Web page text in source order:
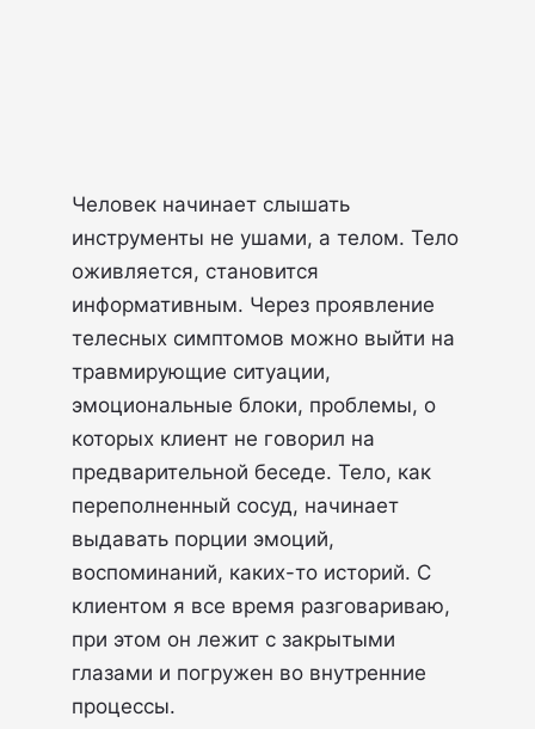
Человек начинает слышать
инструменты не ушами, а телом. Тело
оживляется, становится
информативным. Через проявление
телесных симптомов можно выйти на
травмирующие ситуации,
эмоциональные блоки, проблемы, о
которых клиент не говорил на
предварительной беседе. Тело, как
переполненный сосуд, начинает
выдавать порции эмоций,
воспоминаний, каких-то историй. С
клиентом я все время разговариваю,
при этом он лежит с закрытыми
глазами и погружен во внутренние
процессы.